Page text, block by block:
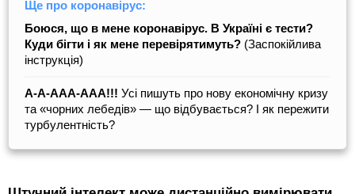
Ще про коронавірус:
Боюся, що в мене коронавірус. В Україні є тести?
Куди бігти і як мене перевірятимуть? (Заспокійлива
інструкція)
А-А-ААА-ААА!!! Усі пишуть про нову економічну кризу
та «чорних лебедів» — що відбувається? І як пережити
турбулентність?